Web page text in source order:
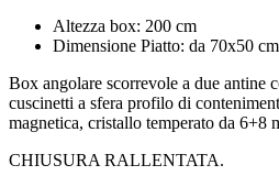
Altezza box: 200 cm
Dimensione Piatto: da 70x50
Box angolare scorrevole a due antine
cuscinetti a sfera profilo di
magnetica, cristallo temperato da 6+8
CHIUSURA RALLENTATA.